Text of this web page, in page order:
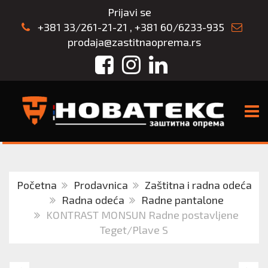
Prijavi se
+381 33/261-21-21 , +381 60/6233-935
prodaja@zastitnaoprema.rs
FacebookInstagram
LinkedIn
Početna Prodavnica
Zaštitna i radna odeća
Radna odeća
Radne pantalone
KONTRAST MONSUN Radne postavljene
Teget/Plave S